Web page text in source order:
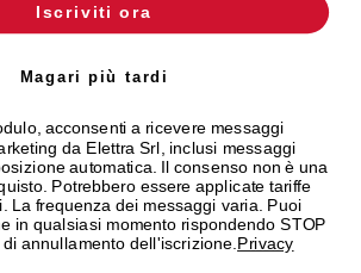
Iscriviti ora
Magari più tardi
acconsenti a ricevere messaggi
da Elettra Srl, inclusi messaggi
automatica. Il consenso non è una
Potrebbero essere applicate tariffe
La frequenza dei messaggi varia. Puoi
in qualsiasi momento rispondendo STOP
annullamento dell'iscrizione. Privacy